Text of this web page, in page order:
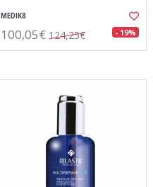
MEDIK8
100,05€ 124,25€ - 19%